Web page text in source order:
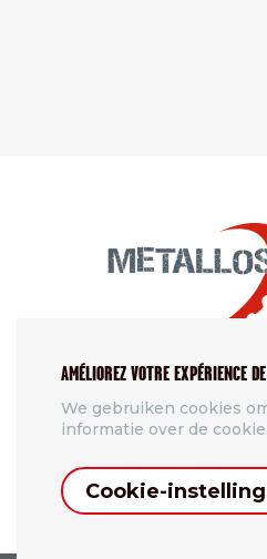
AMÉLIOREZ VOTRE EXPÉRIENCE
We gebruiken cookies
informatie over de
Cookie-